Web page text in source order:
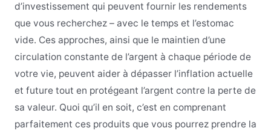
d’investissement qui peuvent fournir les rendements
que vous recherchez – avec le temps et l’estomac
vide. Ces approches, ainsi que le maintien d’une
circulation constante de l’argent à chaque période de
votre vie, peuvent aider à dépasser l’inflation actuelle
et future tout en protégeant l’argent contre la perte de
sa valeur. Quoi qu’il en soit, c’est en comprenant
parfaitement ces produits que vous pourrez prendre la